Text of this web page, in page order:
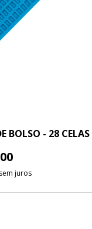
BOLSO - 28 CELAS
sem juros